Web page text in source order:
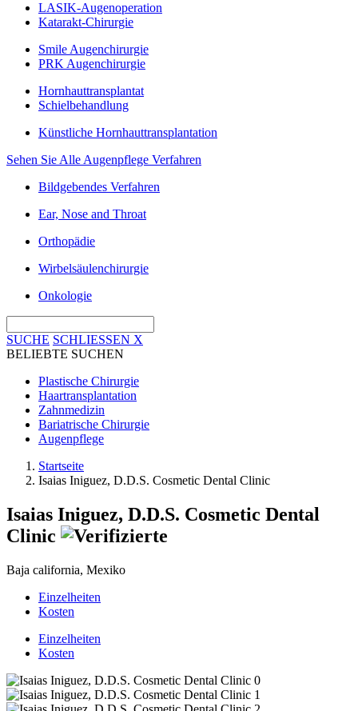
LASIK-Augenoperation
Katarakt-Chirurgie
Smile Augenchirurgie
PRK Augenchirurgie
Hornhauttransplantat
Schielbehandlung
Künstliche Hornhauttransplantation
Sehen Sie Alle Augenpflege Verfahren
Bildgebendes Verfahren
Ear, Nose and Throat
Orthopädie
Wirbelsäulenchirurgie
Onkologie
SUCHE SCHLIESSEN X
BELIEBTE SUCHEN
Plastische Chirurgie
Haartransplantation
Zahnmedizin
Bariatrische Chirurgie
Augenpflege
Startseite
Isaias Iniguez, D.D.S. Cosmetic Dental Clinic
Isaias Iniguez, D.D.S. Cosmetic Dental
Clinic
Baja california, Mexiko
Einzelheiten
Kosten
Einzelheiten
Kosten